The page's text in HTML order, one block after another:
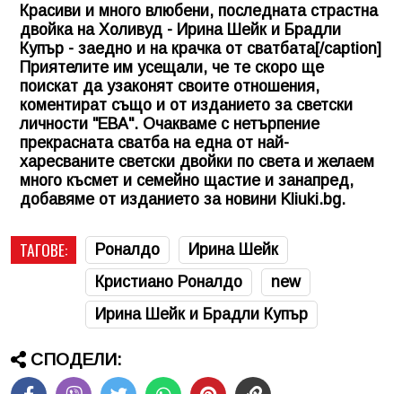
Красиви и много влюбени, последната страстна
двойка на Холивуд - Ирина Шейк и Брадли
Купър - заедно и на крачка от сватбата[/caption]
Приятелите им усещали, че те скоро ще
поискат да узаконят своите отношения,
коментират също и от изданието за светски
личности "ЕВА". Очакваме с нетърпение
прекрасната сватба на една от най-
харесваните светски двойки по света и желаем
много късмет и семейно щастие и занапред,
добавяме от изданието за новини Kliuki.bg.
ТАГОВЕ: Роналдо
Ирина Шейк
Кристиано Роналдо
new
Ирина Шейк и Брадли Купър
СПОДЕЛИ: